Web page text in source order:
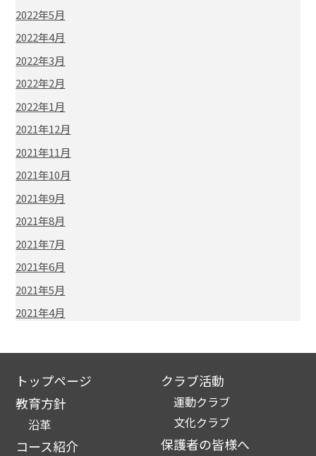
2022年5月
2022年4月
2022年3月
2022年2月
2022年1月
2021年12月
2021年11月
2021年10月
2021年9月
2021年8月
2021年7月
2021年6月
2021年5月
2021年4月
トップページ
教育方針
沿革
コース紹介
クラブ活動
運動クラブ
文化クラブ
保護者の皆様へ